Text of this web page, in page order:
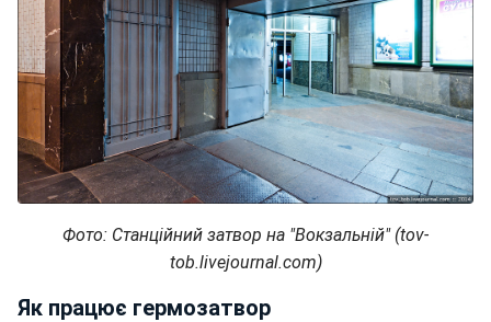
Фото: Станційний затвор на "Вокзальній" (tov-
tob.livejournal.com)
Як працює гермозатвор